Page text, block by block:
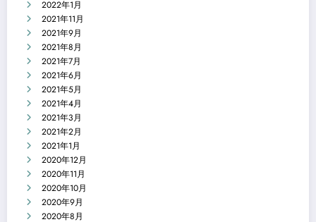
2022年1月
2021年11月
2021年9月
2021年8月
2021年7月
2021年6月
2021年5月
2021年4月
2021年3月
2021年2月
2021年1月
2020年12月
2020年11月
2020年10月
2020年9月
2020年8月